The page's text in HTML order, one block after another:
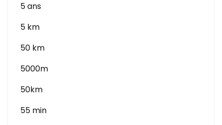
5 ans
5 km
50 km
5000m
50km
55 min